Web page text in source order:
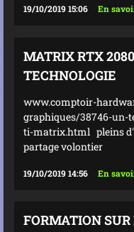
19/10/2019 15:06 En
MATRIX RTX
TECHNOLOGIE
www.comptoir-
graphiques/38746-un-
ti-matrix.html pleins
partage volontier
19/10/2019 14:56 En
FORMATION